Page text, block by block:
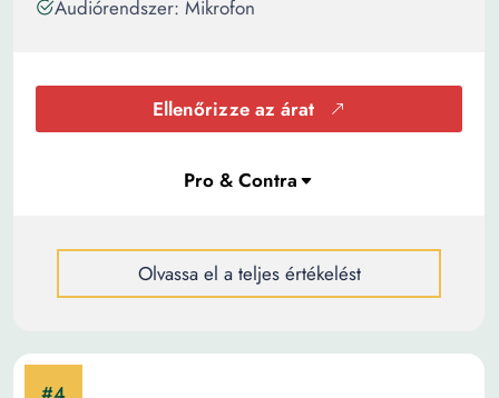
Audiórendszer: Mikrofon
Ellenőrizze az árat
Olvassa el a teljes értékelést